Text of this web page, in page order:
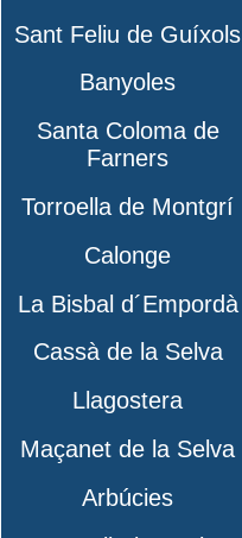
Sant Feliu de Guíxols
Banyoles
Santa Coloma de
Farners
Torroella de Montgrí
Calonge
La Bisbal d´Empordà
Cassà de la Selva
Llagostera
Maçanet de la Selva
Arbúcies